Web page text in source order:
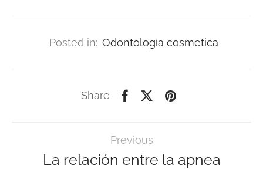
Posted in: Odontología cosmetica
Share
Previous
La relación entre la apnea